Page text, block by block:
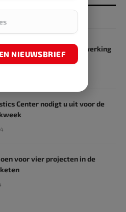
RHD GmbH starten samenwerking
van onderwijs
Center nodigt u uit voor de
voor vier projecten in de
NIEUWSBRIEF